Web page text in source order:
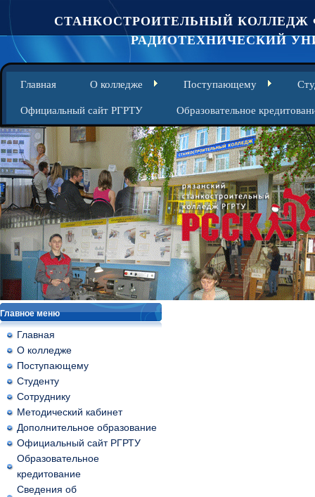
СТАНКОСТРОИТЕЛЬНЫЙ КОЛЛЕДЖ
РАДИОТЕХНИЧЕСКИЙ
Главная О колледже Поступающему
Официальный сайт РГРТУ Образовательное
Главное меню
Главная
О колледже
Поступающему
Студенту
Сотруднику
Методический кабинет
Дополнительное образование
Официальный сайт РГРТУ
Образовательное
кредитование
Сведения об